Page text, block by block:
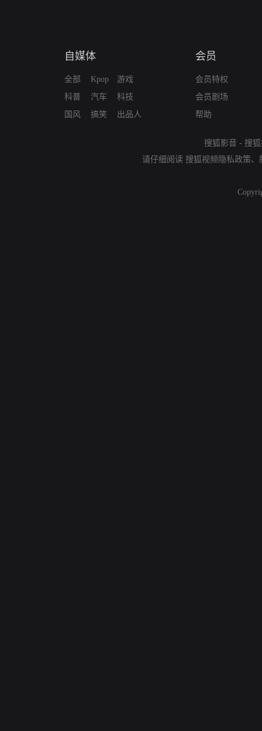
自媒体
全部
科普
国风
Kpop
汽车
搞笑
游戏
科技
出品人
会员
会员特权
会员剧场
帮助
搜狐影音 - 搜
请仔细阅读 搜狐视频隐私政策、